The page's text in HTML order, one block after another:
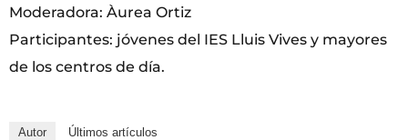
Moderadora: Àurea Ortiz
Participantes: jóvenes del IES Lluis Vives y mayores
de los centros de día.
Autor Últimos artículos